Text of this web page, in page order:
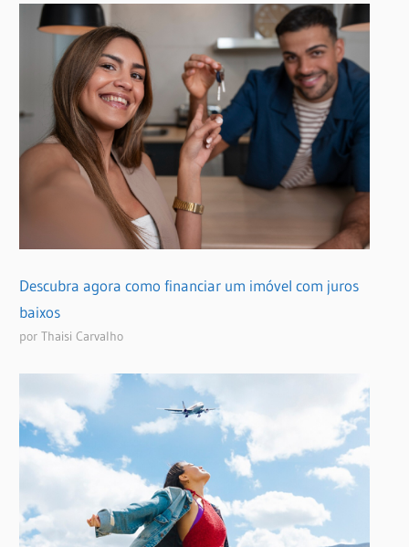
Descubra agora como financiar um imóvel com juros
baixos
por Thaisi Carvalho